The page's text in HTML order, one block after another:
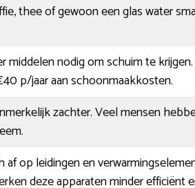
thee of gewoon een glas water
middelen nodig om schuim te
p/jaar aan schoonmaakkosten.
zachter. Veel mensen
af op leidingen en
deze apparaten minder efficiënt